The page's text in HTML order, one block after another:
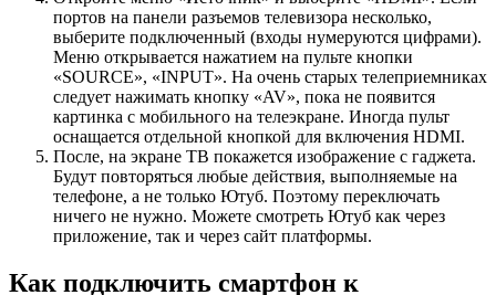
портов на панели разъемов телевизора несколько,
выберите подключенный (входы нумеруются цифрами).
Меню открывается нажатием на пульте кнопки
«SOURCE», «INPUT». На очень старых телеприемниках
следует нажимать кнопку «AV», пока не появится
картинка с мобильного на телеэкране. Иногда пульт
оснащается отдельной кнопкой для включения HDMI.
После, на экране ТВ покажется изображение с гаджета.
Будут повторяться любые действия, выполняемые на
телефоне, а не только Ютуб. Поэтому переключать
ничего не нужно. Можете смотреть Ютуб как через
приложение, так и через сайт платформы.
Как подключить смартфон к